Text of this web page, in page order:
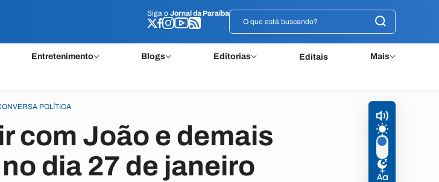
Siga o Jornal da Paraíba
Entretenimento Blogs Editorias Editais Mais
Siga o Jornal da Paraíba
POLÍTICA
com João e demais
dia 27 de janeiro